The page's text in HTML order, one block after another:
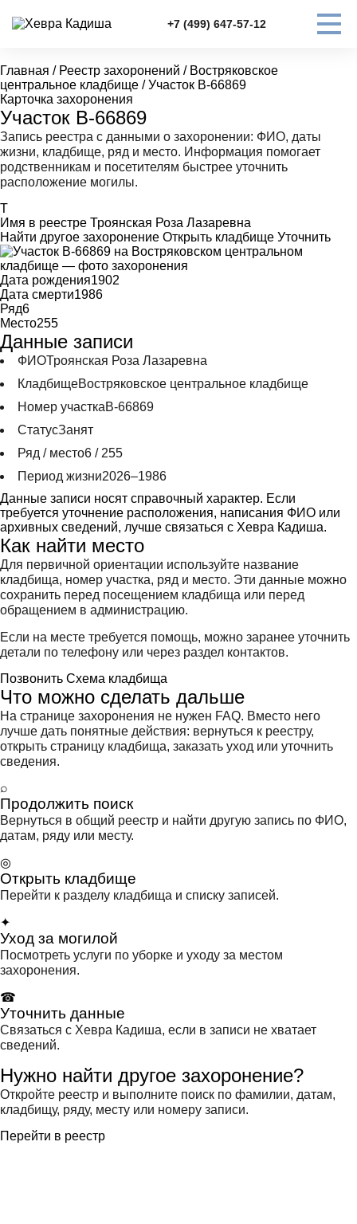
+7 (499) 647-57-12
Главная / Реестр захоронений / Востряковское
центральное кладбище / Участок В-66869
Карточка захоронения
Участок В-66869
Запись реестра с данными о захоронении: ФИО, даты
жизни, кладбище, ряд и место. Информация помогает
родственникам и посетителям быстрее уточнить
расположение могилы.
Т
Имя в реестре Троянская Роза Лазаревна
Найти другое захоронение Открыть кладбище Уточнить
Дата рождения1902
Дата смерти1986
Ряд6
Место255
Данные записи
ФИОТроянская Роза Лазаревна
КладбищеВостряковское центральное кладбище
Номер участкаВ-66869
СтатусЗанят
Ряд / место6 / 255
Период жизни2026–1986
Данные записи носят справочный характер. Если
требуется уточнение расположения, написания ФИО или
архивных сведений, лучше связаться с Хевра Кадиша.
Как найти место
Для первичной ориентации используйте название
кладбища, номер участка, ряд и место. Эти данные можно
сохранить перед посещением кладбища или перед
обращением в администрацию.
Если на месте требуется помощь, можно заранее уточнить
детали по телефону или через раздел контактов.
Позвонить Схема кладбища
Что можно сделать дальше
На странице захоронения не нужен FAQ. Вместо него
лучше дать понятные действия: вернуться к реестру,
открыть страницу кладбища, заказать уход или уточнить
сведения.
⌕
Продолжить поиск
Вернуться в общий реестр и найти другую запись по ФИО,
датам, ряду или месту.
◎
Открыть кладбище
Перейти к разделу кладбища и списку записей.
✦
Уход за могилой
Посмотреть услуги по уборке и уходу за местом
захоронения.
☎
Уточнить данные
Связаться с Хевра Кадиша, если в записи не хватает
сведений.
Нужно найти другое захоронение?
Откройте реестр и выполните поиск по фамилии, датам,
кладбищу, ряду, месту или номеру записи.
Перейти в реестр